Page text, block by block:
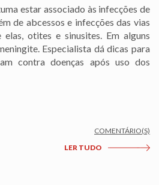
estar associado às infecções de
de abcessos e infecções das vias
elas, otites e sinusites. Em alguns
Especialista dá dicas para
contra doenças após uso dos
COMENTÁRIO(S)
LER TUDO